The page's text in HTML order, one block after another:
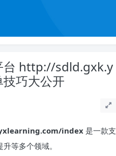
台 http://sdld.gxk.y
巧大公开
index 是一款支
等多个领域。